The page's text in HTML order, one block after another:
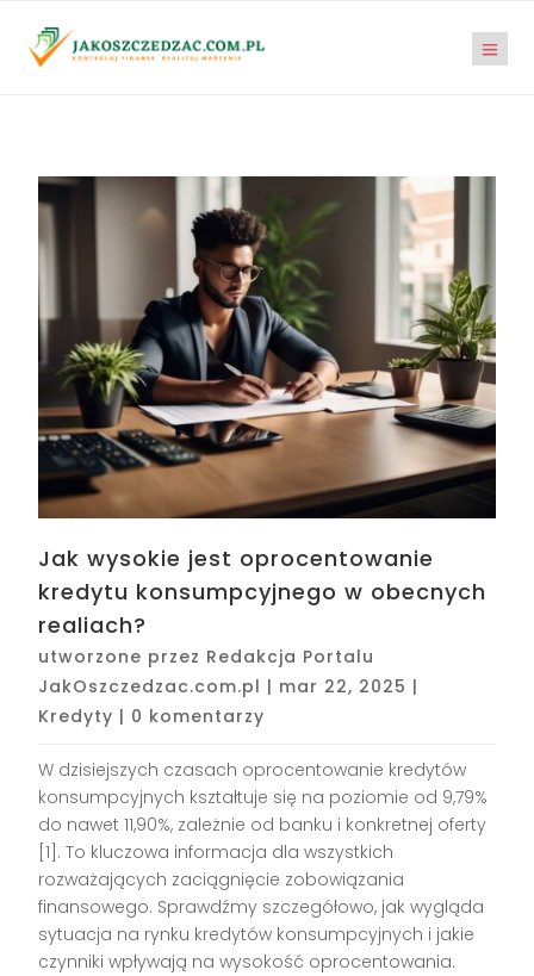
Jak wysokie jest oprocentowanie
kredytu konsumpcyjnego w obecnych
realiach?
utworzone przez Redakcja Portalu
JakOszczedzac.com.pl | mar 22, 2025 |
Kredyty | 0 komentarzy
W dzisiejszych czasach oprocentowanie kredytów
konsumpcyjnych kształtuje się na poziomie od 9,79%
do nawet 11,90%, zależnie od banku i konkretnej oferty
[1]. To kluczowa informacja dla wszystkich
rozważających zaciągnięcie zobowiązania
finansowego. Sprawdźmy szczegółowo, jak wygląda
sytuacja na rynku kredytów konsumpcyjnych i jakie
czynniki wpływają na wysokość oprocentowania.